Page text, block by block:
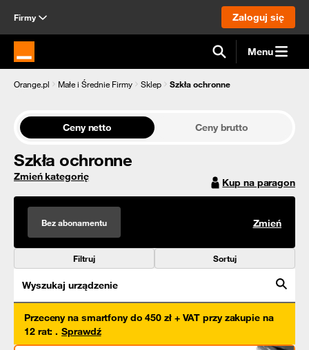
Firmy Zaloguj się
Strona główna Orange.pl Menu
Orange.pl Małe i Średnie Firmy Sklep Szkła ochronne
Ceny netto Ceny brutto
Szkła ochronne
Zmień kategorię Kup na paragon
Bez abonamentu Zmień
Filtruj Sortuj
Wyszukaj urządzenie
Przeceny na smartfony do 450 zł + VAT przy zakupie na
12 rat: . Sprawdź